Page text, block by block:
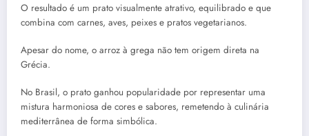
O resultado é um prato visualmente atrativo, equilibrado e que
combina com carnes, aves, peixes e pratos vegetarianos.
Apesar do nome, o arroz à grega não tem origem direta na
Grécia.
No Brasil, o prato ganhou popularidade por representar uma
mistura harmoniosa de cores e sabores, remetendo à culinária
mediterrânea de forma simbólica.